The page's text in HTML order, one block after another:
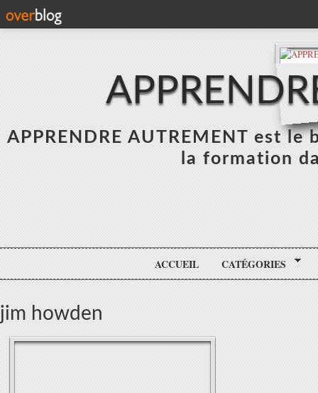
APPRENDRE AUTREMENT est
la formation
ACCUEIL CATÉGORIES
jim howden